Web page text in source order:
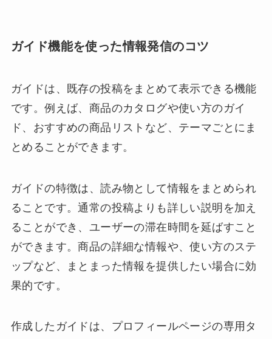
ガイド機能を使った情報発信のコツ
ガイドは、既存の投稿をまとめて表示できる機能
です。例えば、商品のカタログや使い方のガイ
ド、おすすめの商品リストなど、テーマごとにま
とめることができます。
ガイドの特徴は、読み物として情報をまとめられ
ることです。通常の投稿よりも詳しい説明を加え
ることができ、ユーザーの滞在時間を延ばすこと
ができます。商品の詳細な情報や、使い方のステ
ップなど、まとまった情報を提供したい場合に効
果的です。
作成したガイドは、プロフィールページの専用タ